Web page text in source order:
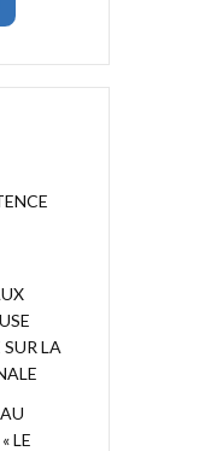
LA
LE